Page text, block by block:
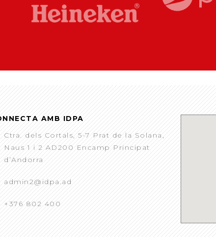
AMB IDPA
Ctra. dels Cortals, 5-7 Prat de la Solana,
Naus 1 i 2 AD200 Encamp Principat
d’Andorra
admin2@idpa.ad
+376 802 400